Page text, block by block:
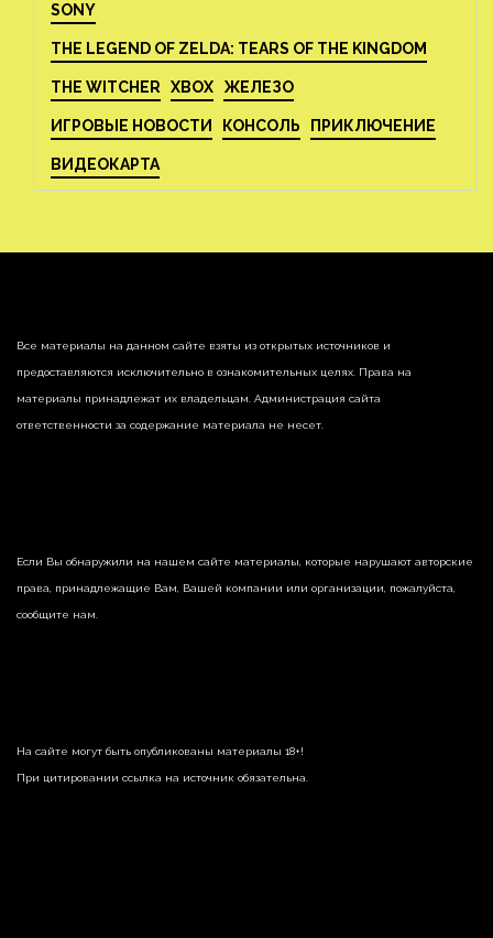
SONY
THE LEGEND OF ZELDA: TEARS OF THE KINGDOM
THE WITCHER XBOX ЖЕЛЕЗО
ИГРОВЫЕ НОВОСТИ КОНСОЛЬ ПРИКЛЮЧЕНИЕ
ВИДЕОКАРТА
Все материалы на данном сайте взяты из открытых источников и
предоставляются исключительно в ознакомительных целях. Права на
материалы принадлежат их владельцам. Администрация сайта
ответственности за содержание материала не несет.
Если Вы обнаружили на нашем сайте материалы, которые нарушают авторские
права, принадлежащие Вам, Вашей компании или организации, пожалуйста,
сообщите нам.
На сайте могут быть опубликованы материалы 18+!
При цитировании ссылка на источник обязательна.